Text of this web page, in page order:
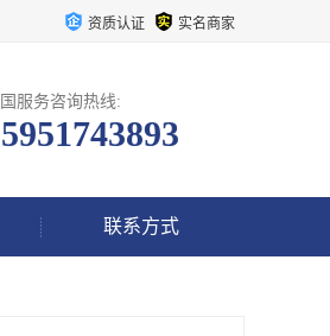
资质认证 实名商家
服务咨询热线:
联系方式